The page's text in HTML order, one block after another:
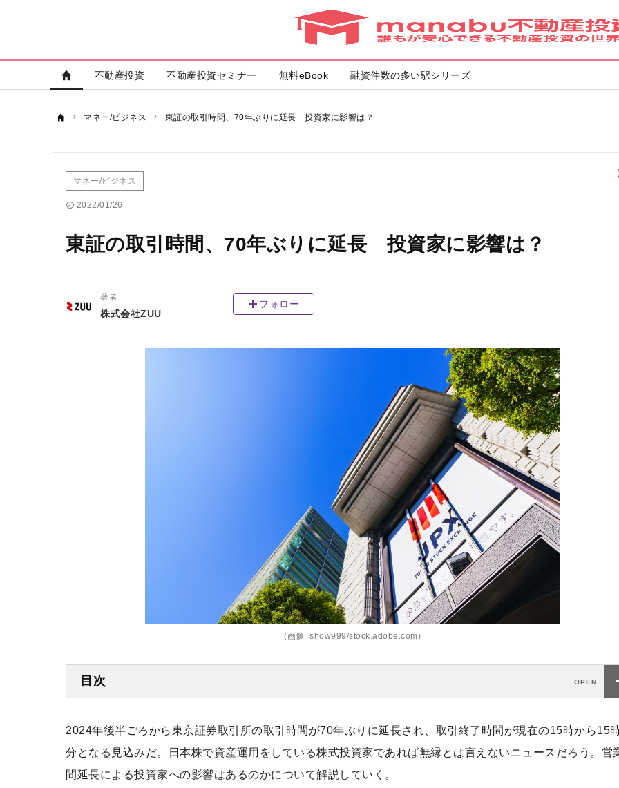
不動産投資 不動産投資セミナー 無料eBook 融資件数の多い駅シリーズ
マネー/ビジネス 東証の取引時間、70年ぶりに延長 投資家に影響は？
マネー/ビジネス
2022/01/26
東証の取引時間、70年ぶりに延長 投資家に影響は？
著者
株式会社ZUU
フォロー
(画像=show999/stock.adobe.com)
目次
2024年後半ごろから東京証券取引所の取引時間が70年ぶりに延長され、取引終了時間が現在の15時から15
分となる見込みだ。日本株で資産運用をしている株式投資家であれば無縁とは言えないニュースだろう。営
間延長による投資家への影響はあるのかについて解説していく。